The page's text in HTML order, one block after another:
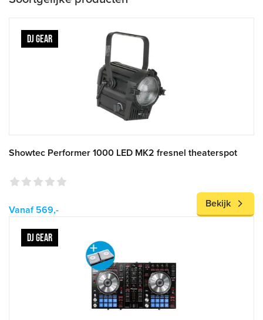
DJ GEAR
Showtec Performer 1000 LED MK2 fresnel theaterspot
Vanaf 569,-
Bekijk
DJ GEAR